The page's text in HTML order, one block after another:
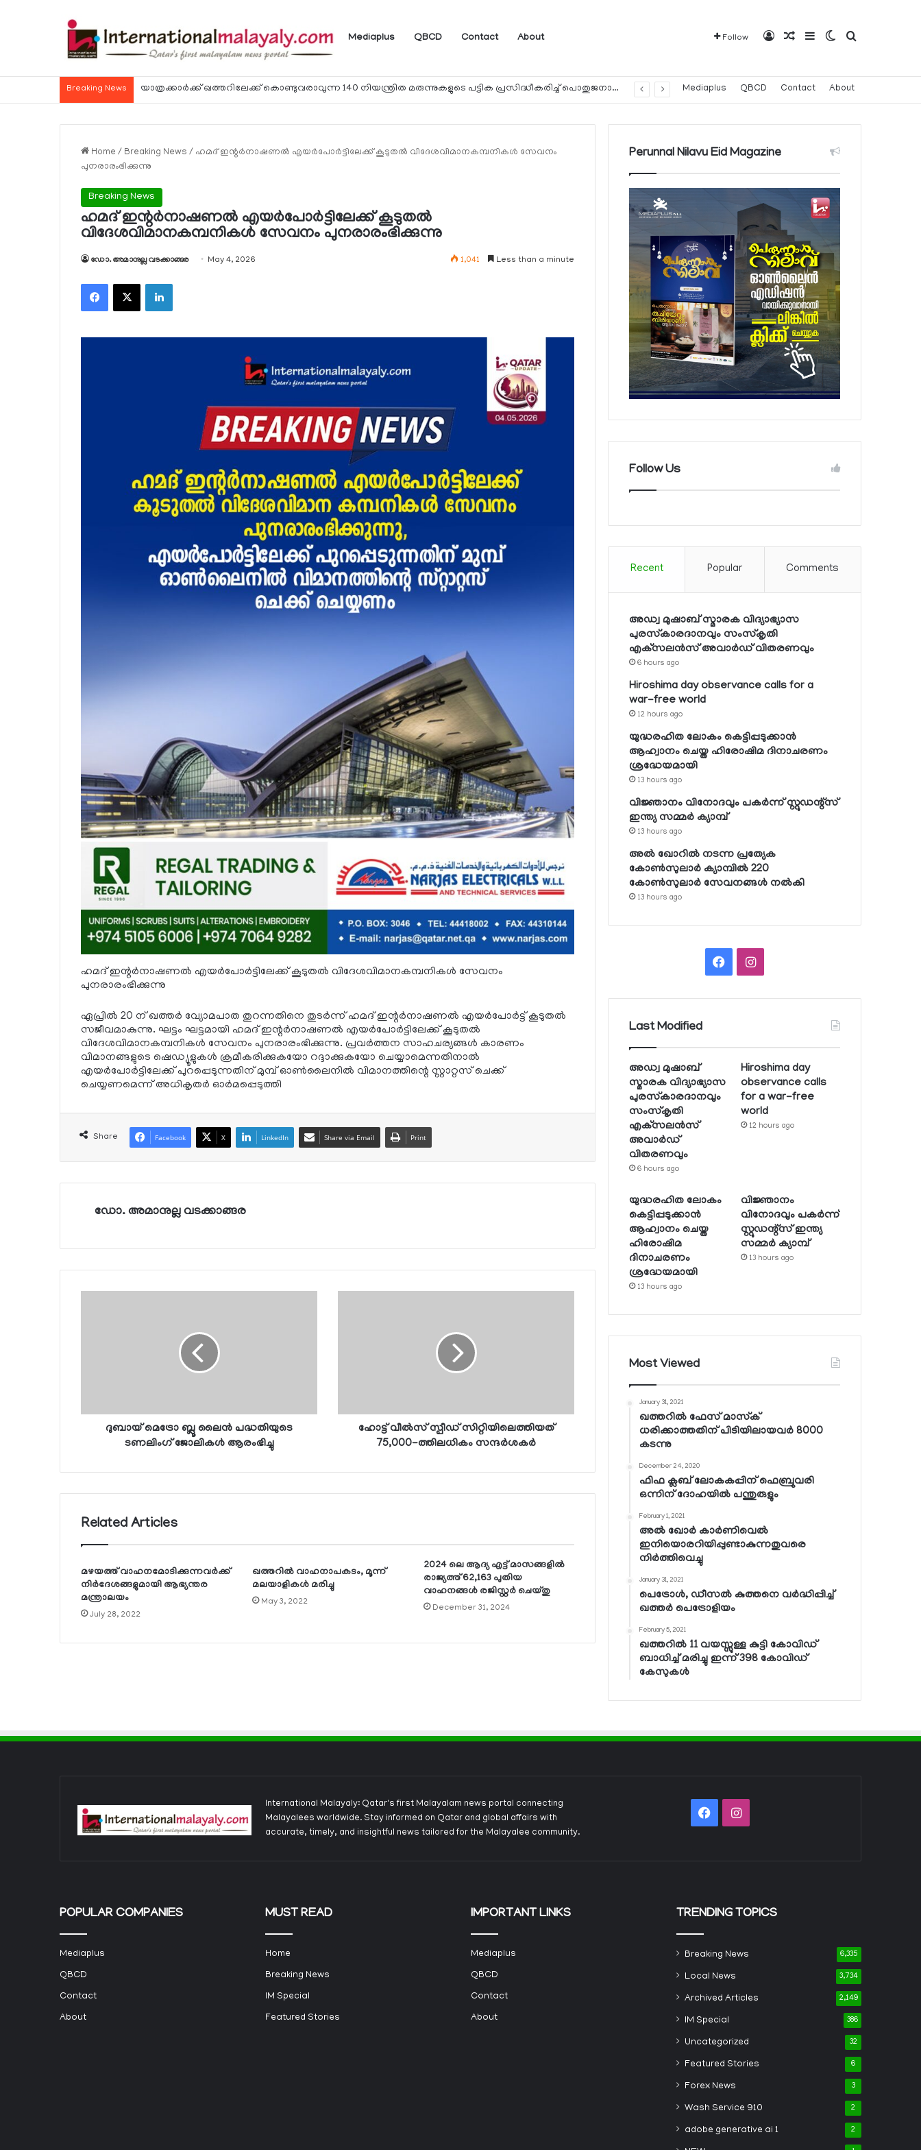
Mediaplus QBCD Contact About Follow Log InRandom Article
SidebarSwitch skin
Search for
Breaking News യാത്രക്കാര്‍ക്ക് ഖത്തറിലേക്ക് കൊണ്ടുവരാവുന്ന 140 നിയന്ത്രിത മരുന്നുകളുടെ പട്ടിക പ്രസിദ്ധീകരിച്ച് പൊതുജനാരോഗ്യ മന്ത്രാലയം Mediaplus QBCD Contact About
Home / Breaking News / ഹമദ് ഇന്റര്‍നാഷണല്‍ എയര്‍പോര്‍ട്ടിലേക്ക് കൂടുതല്‍ വിദേശവിമാനകമ്പനികള്‍ സേവനം
പുനരാരംഭിക്കുന്നു
Breaking News
ഹമദ് ഇന്റര്‍നാഷണല്‍ എയര്‍പോര്‍ട്ടിലേക്ക് കൂടുതല്‍
വിദേശവിമാനകമ്പനികള്‍ സേവനം പുനരാരംഭിക്കുന്നു
ഡോ. അമാനുല്ല വടക്കാങ്ങര May 4, 2026 1,041 Less than a minute
Facebook
X LinkedIn
ഹമദ് ഇന്റര്‍നാഷണല്‍ എയര്‍പോര്‍ട്ടിലേക്ക് കൂടുതല്‍ വിദേശവിമാനകമ്പനികള്‍ സേവനം
പുനരാരംഭിക്കുന്നു
ഏപ്രില്‍ 20 ന് ഖത്തര്‍ വ്യോമപാത തുറന്നതിനെ തുടര്‍ന്ന് ഹമദ് ഇന്റര്‍നാഷണല്‍ എയര്‍പോര്‍ട്ട് കൂടുതല്‍
സജീവമാകുന്നു. ഘട്ടം ഘട്ടമായി ഹമദ് ഇന്റര്‍നാഷണല്‍ എയര്‍പോര്‍ട്ടിലേക്ക് കൂടുതല്‍
വിദേശവിമാനകമ്പനികള്‍ സേവനം പുനരാരംഭിക്കുന്നു. പ്രവര്‍ത്തന സാഹചര്യങ്ങള്‍ കാരണം
വിമാനങ്ങളുടെ ഷെഡ്യൂളുകള്‍ ക്രമീകരിക്കുകയോ റദ്ദാക്കുകയോ ചെയ്യാമെന്നതിനാല്‍
എയര്‍പോര്‍ട്ടിലേക്ക് പുറപ്പെടുന്നതിന് മുമ്പ് ഓണ്‍ലൈനില്‍ വിമാനത്തിന്റെ സ്റ്റാറ്റസ് ചെക്ക്
ചെയ്യണമെന്ന് അധികൃതര്‍ ഓര്‍മപ്പെടുത്തി
Share Facebook X LinkedIn Share via Email Print
ഡോ. അമാനുല്ല വടക്കാങ്ങര
ദുബായ് മെട്രോ ബ്ലൂ ലൈന്‍ പദ്ധതിയുടെ
ടണലിംഗ് ജോലികള്‍ ആരംഭിച്ചു
ഹോട്ട് വീല്‍സ് സ്പീഡ് സിറ്റിയിലെത്തിയത്
75,000-ത്തിലധികം സന്ദര്‍ശകര്‍
Related Articles
മഴയത്ത് വാഹനമോടിക്കുന്നവര്‍ക്ക്
നിര്‍ദേശങ്ങളുമായി ആഭ്യന്തര
മന്ത്രാലയം
July 28, 2022
ഖത്തറില്‍ വാഹനാപകടം, മൂന്ന്
മലയാളികള്‍ മരിച്ചു
May 3, 2022
2024 ലെ ആദ്യ എട്ട് മാസങ്ങളില്‍
രാജ്യത്ത് 62,163 പുതിയ
വാഹനങ്ങള്‍ രജിസ്റ്റര്‍ ചെയ്തു
December 31, 2024
Perunnal Nilavu Eid Magazine
Follow Us
Recent Popular Comments
അഡ്വ മുഷാബ് സ്മാരക വിദ്യാഭ്യാസ
പുരസ്‌കാരദാനവും സംസ്‌കൃതി
എക്‌സലന്‍സ് അവാര്‍ഡ് വിതരണവും
6 hours ago
Hiroshima day observance calls for a
war-free world
12 hours ago
യുദ്ധരഹിത ലോകം കെട്ടിപ്പടുക്കാന്‍
ആഹ്വാനം ചെയ്ത ഹിരോഷിമ ദിനാചരണം
ശ്രദ്ധേയമായി
13 hours ago
വിജ്ഞാനം വിനോദവും പകര്‍ന്ന് സ്റ്റുഡന്റ്‌സ്
ഇന്ത്യ സമ്മര്‍ ക്യാമ്പ്
13 hours ago
അല്‍ ഖോറില്‍ നടന്ന പ്രത്യേക
കോണ്‍സുലാര്‍ ക്യാമ്പില്‍ 220
കോണ്‍സുലാര്‍ സേവനങ്ങള്‍ നല്‍കി
13 hours ago
FacebookInstagram
Last Modified
അഡ്വ മുഷാബ്
സ്മാരക വിദ്യാഭ്യാസ
പുരസ്‌കാരദാനവും
സംസ്‌കൃതി
എക്‌സലന്‍സ്
അവാര്‍ഡ്
വിതരണവും
6 hours ago
Hiroshima day
observance calls
for a war-free
world
12 hours ago
യുദ്ധരഹിത ലോകം
കെട്ടിപ്പടുക്കാന്‍
ആഹ്വാനം ചെയ്ത
ഹിരോഷിമ
ദിനാചരണം
ശ്രദ്ധേയമായി
13 hours ago
വിജ്ഞാനം
വിനോദവും പകര്‍ന്ന്
സ്റ്റുഡന്റ്‌സ് ഇന്ത്യ
സമ്മര്‍ ക്യാമ്പ്
13 hours ago
Most Viewed
January 31, 2021
ഖത്തറില്‍ ഫേസ് മാസ്‌ക്
ധരിക്കാത്തതിന് പിടിയിലായവര്‍ 8000
കടന്നു
December 24, 2020
ഫിഫ ക്ലബ് ലോകകപ്പിന് ഫെബ്രുവരി
ഒന്നിന് ദോഹയില്‍ പന്തുരുളും
February 1, 2021
അല്‍ ഖോര്‍ കാര്‍ണിവെല്‍
ഇനിയൊരറിയിപ്പുണ്ടാകുന്നതുവരെ
നിര്‍ത്തിവെച്ചു
January 31, 2021
പെട്രോള്‍, ഡീസല്‍ കുത്തനെ വര്‍ദ്ധിപ്പിച്ച്
ഖത്തര്‍ പെട്രോളിയം
February 5, 2021
ഖത്തറില്‍ 11 വയസ്സുള്ള കുട്ടി കോവിഡ്
ബാധിച്ച് മരിച്ചു ഇന്ന് 398 കോവിഡ്
കേസുകള്‍
International Malayaly: Qatar's first Malayalam news portal connecting
Malayalees worldwide. Stay informed on Qatar and global affairs with
accurate, timely, and insightful news tailored for the Malayalee community.
FacebookInstagram
POPULAR COMPANIES
Mediaplus
QBCD
Contact
About
MUST READ
Home
Breaking News
IM Special
Featured Stories
IMPORTANT LINKS
Mediaplus
QBCD
Contact
About
TRENDING TOPICS
Breaking News 6,335
Local News 3,734
Archived Articles 2,149
IM Special 386
Uncategorized 32
Featured Stories 6
Forex News 3
Wash Service 910 2
adobe generative ai 1 2